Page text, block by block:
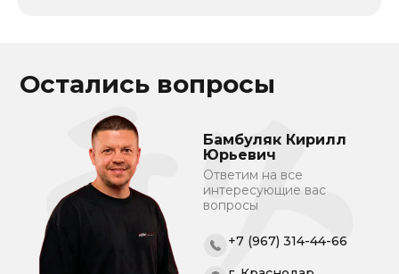
Остались вопросы
Бамбуляк Кирилл
Юрьевич
Ответим на все
интересующие вас
вопросы
+7 (967) 314-44-66